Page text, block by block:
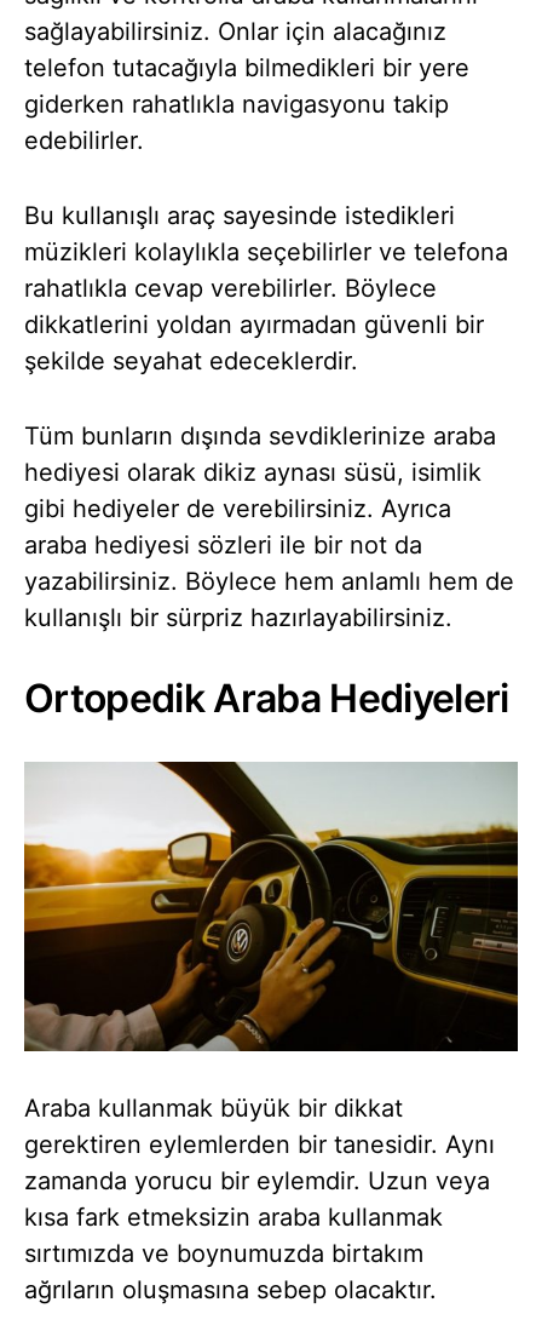
sağlayabilirsiniz. Onlar için alacağınız
telefon tutacağıyla bilmedikleri bir yere
giderken rahatlıkla navigasyonu takip
edebilirler.
Bu kullanışlı araç sayesinde istedikleri
müzikleri kolaylıkla seçebilirler ve telefona
rahatlıkla cevap verebilirler. Böylece
dikkatlerini yoldan ayırmadan güvenli bir
şekilde seyahat edeceklerdir.
Tüm bunların dışında sevdiklerinize araba
hediyesi olarak dikiz aynası süsü, isimlik
gibi hediyeler de verebilirsiniz. Ayrıca
araba hediyesi sözleri ile bir not da
yazabilirsiniz. Böylece hem anlamlı hem de
kullanışlı bir sürpriz hazırlayabilirsiniz.
Ortopedik Araba Hediyeleri
Araba kullanmak büyük bir dikkat
gerektiren eylemlerden bir tanesidir. Aynı
zamanda yorucu bir eylemdir. Uzun veya
kısa fark etmeksizin araba kullanmak
sırtımızda ve boynumuzda birtakım
ağrıların oluşmasına sebep olacaktır.